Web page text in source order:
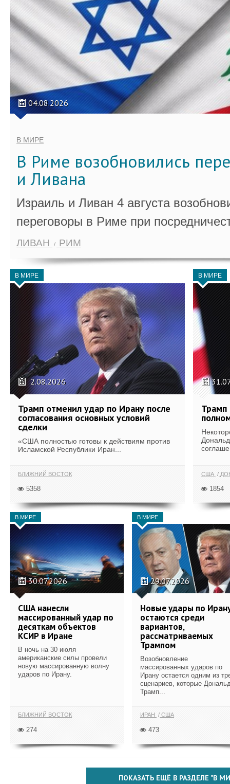
04.08.2026
В МИРЕ
В Риме возобновились
и Ливана
Израиль и Ливан 4 августа
переговоры в Риме при
ЛИВАН РИМ
В МИРЕ
2.08.2026
Трамп отменил удар по Ирану после
согласования основных условий
сделки
«США полностью готовы к действиям против
Исламской Республики Иран...
БЛИЖНИЙ ВОСТОК
5358
В МИРЕ
Трамп
США
1854
В МИРЕ
30.07.2026
США нанесли
массированный удар по
десяткам объектов
КСИР в Иране
В ночь на 30 июля
американские силы провели
новую массированную волну
ударов по Ирану.
БЛИЖНИЙ ВОСТОК
274
В МИРЕ
29.07.2026
Новые удары по
остаются среди
вариантов,
рассматриваемых
Трампом
Возобновление
массированных ударов по
Ирану остается одним из
сценариев, которые
Трамп...
ИРАН США
473
ПОКАЗАТЬ ЕЩЁ В РАЗДЕЛЕ "В